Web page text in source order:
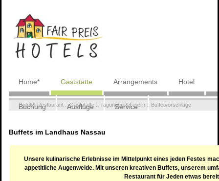
Navigation
überspringen
Home* Gaststätte Arrangements Hotel
Buchung Ausflüge Service
Wohnmobilstellplatz
Hotel & Restaurant ::Gaststätte :: Tagungen & Feiern :: Buffetvorschläge
Buffets im Landhaus Nassau
Unsere kulinarische Erlebnisse im Mittelpunkt eines jeden Festes
appetitliche Augenweide. Mit unseren kreativen Buffets, unserem
Restaurant für Jeden etwas